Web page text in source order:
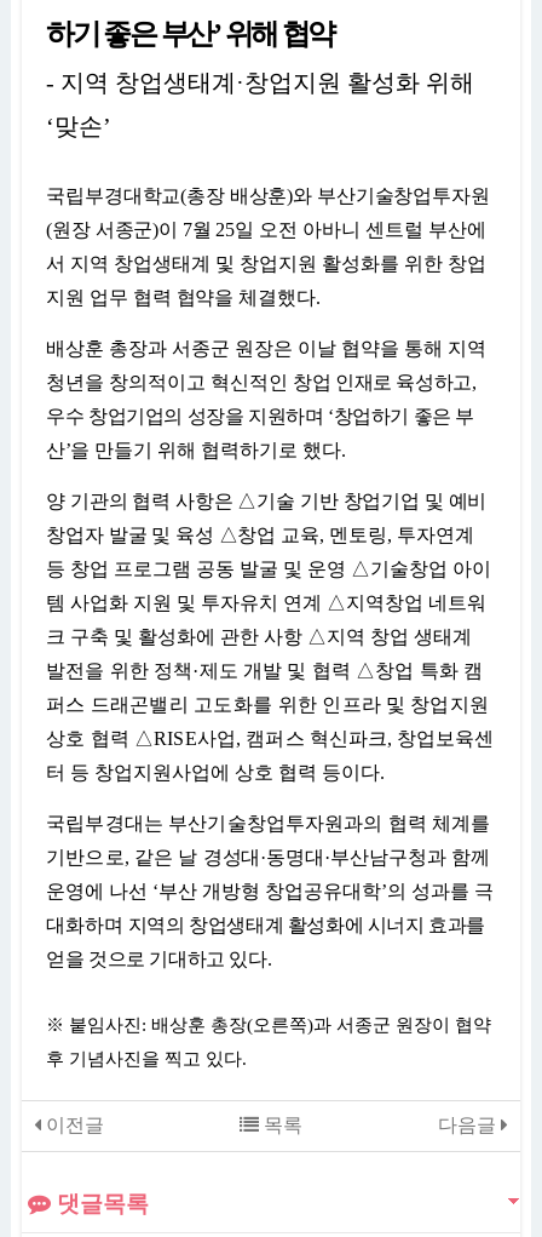
하기 좋은 부산’ 위해 협약
- 지역 창업생태계 ·창업지원 활성화 위해
‘맞손’
국립부경대학교(총장 배상훈)와 부산기술창업투자원
(원장 서종군)이 7월 25일 오전 아바니 센트럴 부산에
서 지역 창업생태계 및 창업지원 활성화를 위한 창업
지원 업무 협력 협약을 체결했다.
배상훈 총장과 서종군 원장은 이날 협약을 통해 지역
청년을 창의적이고 혁신적인 창업 인재로 육성하고,
우수 창업기업의 성장을 지원하며 ‘창업하기 좋은 부
산’을 만들기 위해 협력하기로 했다.
양 기관의 협력 사항은 △기술 기반 창업기업 및 예비
창업자 발굴 및 육성 △창업 교육, 멘토링, 투자연계
등 창업 프로그램 공동 발굴 및 운영 △기술창업 아이
템 사업화 지원 및 투자유치 연계
△지역창업 네트워
크 구축 및 활성화에 관한 사항 △지역 창업 생태계
발전을 위한 정책·제도 개발 및 협력 △창업 특화 캠
퍼스 드래곤밸리 고도화를 위한 인 프라 및 창업지원
상호 협력 △RISE사업, 캠퍼스 혁신파크, 창업보육센
터 등 창업지원사업에 상호 협력 등이다.
국립부경대는 부산기술창업투자원과의 협력 체계를
기반으로, 같은 날 경성대 ·동명대 ·부산남구청과 함께
운영에 나선 ‘부산 개방형 창업공유대학’의 성과를 극
대화하며 지 역의 창업생태계 활성화에 시너지 효과를
얻을 것으로 기대하고 있다.
※ 붙임사진:배상훈 총장(오른쪽)과 서종군 원장이 협약
후 기념사진을 찍고 있다.
이전글 다음글
목록
댓글목록